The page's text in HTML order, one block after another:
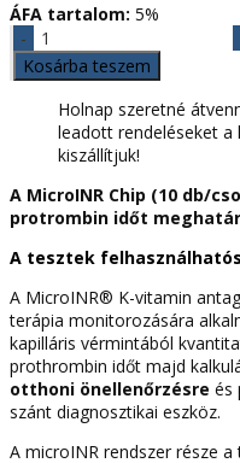
ÁFA tartalom: 5%
MicroINR
teszt
Chip
chip/csomag)
mennyiség
Kosárba teszem
Holnap szeretné
leadott rendeléseket a
kiszállítjuk!
A MicroINR Chip (10 db/
protrombin időt
A tesztek
A MicroINR® K-vitamin
terápia monitorozására
kapilláris vérmintából
prothrombin időt majd
otthoni önellenőrzésre és
szánt diagnosztikai eszköz.
A microINR rendszer része